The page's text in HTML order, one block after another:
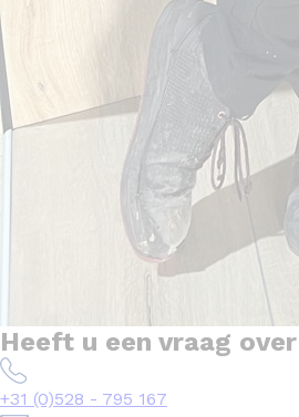
Heeft u een vraag
+31 (0)528 - 795 167